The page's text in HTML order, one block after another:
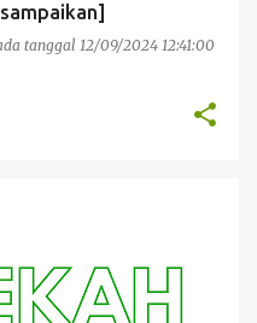
tanggal 12/09/2024 12:41:00